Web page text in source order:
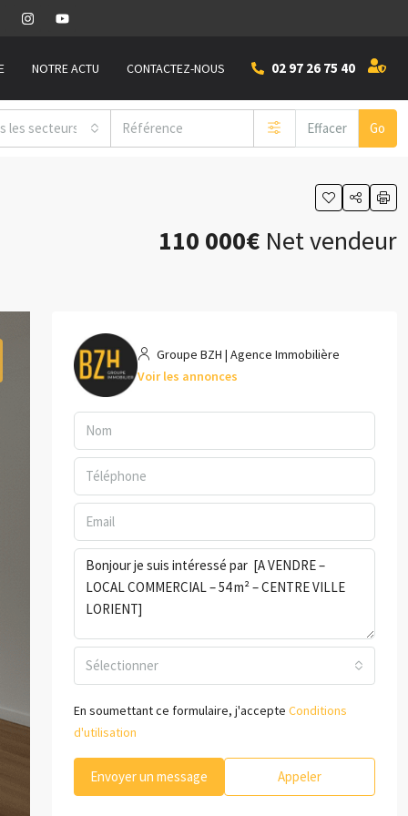
NOTRE ACTU CONTACTEZ-NOUS 02 97 26 75 40
les secteurs Effacer Go
110 000€ Net vendeur
Groupe BZH | Agence Immobilière
Voir les annonces
Sélectionner
En soumettant ce formulaire, j'accepte Conditions
d'utilisation
Envoyer un message Appeler